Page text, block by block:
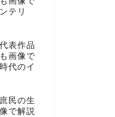
テリ
表作品
画像で
代のイ
民の生
で解説